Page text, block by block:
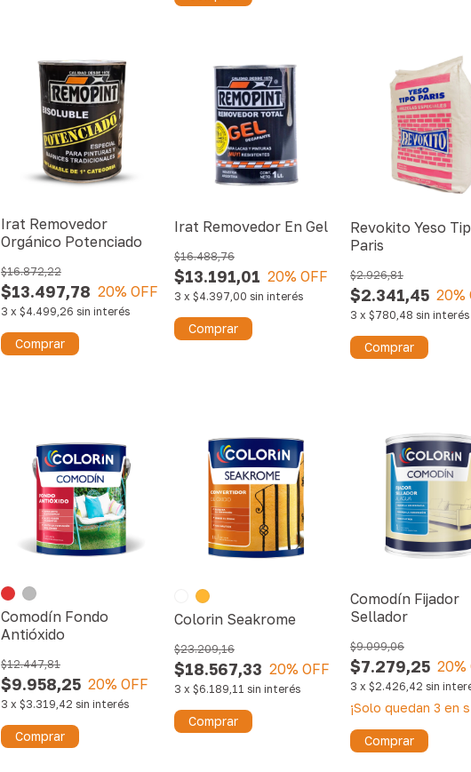
Irat Removedor
Orgánico Potenciado
$13.497,78
$16.872,22
20% OFF
3 x $4.499,26 sin interés
Comprar
Irat Removedor En Gel
$13.191,01
$16.488,76
20% OFF
3 x $4.397,00 sin interés
Comprar
Revokito Yeso
Paris
$2.341,45
$2.926,81
20%
3 x $780,48 sin interés
Comprar
Comodín Fondo
Antióxido
$9.958,25
$12.447,81
20% OFF
3 x $3.319,42 sin interés
Comprar
Colorin Seakrome
$18.567,33
$23.209,16
20% OFF
3 x $6.189,11 sin interés
Comprar
Comodín Fijador
Sellador
$7.279,25
$9.099,06
20%
3 x $2.426,42 sin
¡Solo quedan 3 en
Comprar